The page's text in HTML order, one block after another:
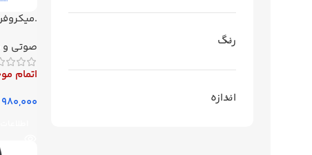
رنگ
اندازه
صوتی و
اتمام